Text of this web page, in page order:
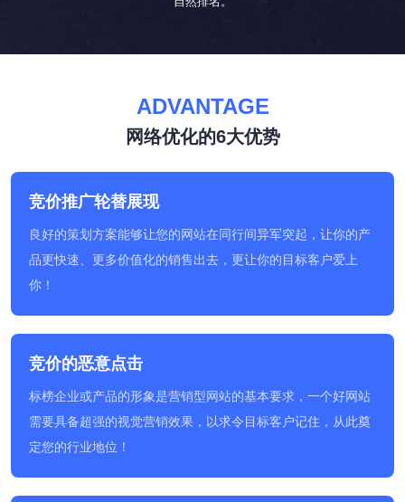
ADVANTAGE
网络优化的6大优势
竞价推广轮替展现
良好的策划方案能够让您的网站在同行间异军突起，让你的产
品更快速、更多价值化的销售出去，更让你的目标客户爱上
你！
竞价的恶意点击
标榜企业或产品的形象是营销型网站的基本要求，一个好网站
需要具备超强的视觉营销效果，以求令目标客户记住，从此奠
定您的行业地位！